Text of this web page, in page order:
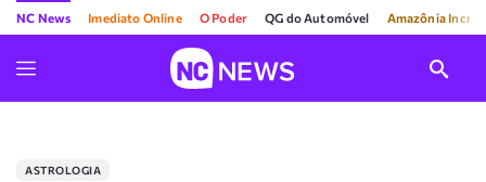
NC News Imediato Online O Poder QG do Automóvel Amazônia
ASTROLOGIA